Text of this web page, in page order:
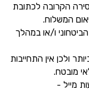
הקרובה לכתובת
המשלוח.
ו/או במהלך
ולכן אין התחייבות
מובטח.
מייל -